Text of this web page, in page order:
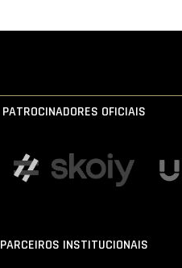
PATROCINADORES OFICIAIS
PARCEIROS INSTITUCIONAIS